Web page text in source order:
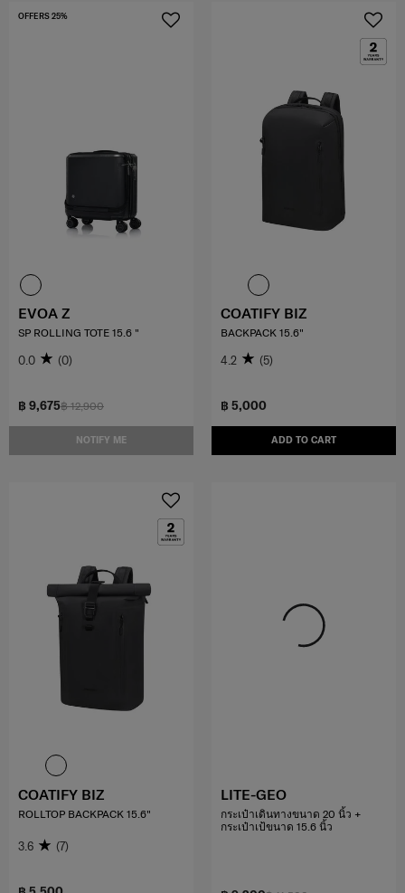
฿ 12,900
฿ 9,675
NOTIFY ME
OFFERS 25%
EVOA Z
SP ROLLING TOTE 15.6 "
0.0 (0)
฿ 5,000
ADD TO CART
COATIFY BIZ
BACKPACK 15.6"
4.2 (5)
COATIFY BIZ
ROLLTOP BACKPACK 15.6"
3.6 (7)
LITE-GEO
กระเป๋าเดินทางขนาด 20 นิ้ว +
กระเป๋าเป้ขนาด 15.6 นิ้ว